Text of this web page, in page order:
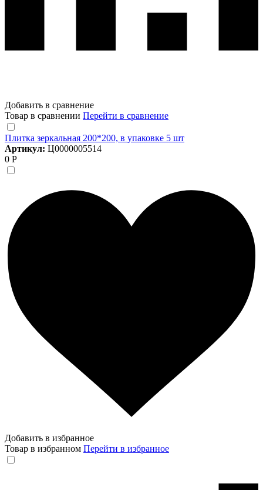
Добавить в сравнение
Товар в сравнении Перейти в сравнение
Плитка зеркальная 200*200, в упаковке 5 шт
Артикул: Ц0000005514
0 Р
Добавить в избранное
Товар в избранном Перейти в избранное